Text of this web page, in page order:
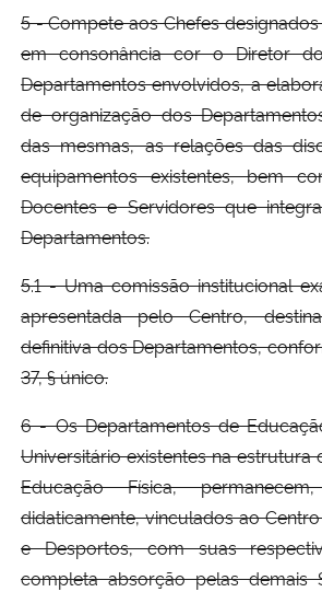
5 - Compete aos Chefes
em consonância cor o Diretor
Departamentos envolvidos, a
de organização dos
das mesmas, as relações das
equipamentos existentes, bem
Docentes e Servidores que
Departamentos.
5.1 - Uma comissão institucional
apresentada pelo Centro,
definitiva dos Departamentos,
37, § único.
6 - Os Departamentos de
Universitário existentes na estrutura
Educação Física,
didaticamente, vinculados ao
e Desportos, com suas
completa absorção pelas demais